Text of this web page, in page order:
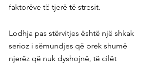
faktorëve të tjerë të stresit.
Lodhja pas stërvitjes është një shkak
serioz i sëmundjes që prek shumë
njerëz që nuk dyshojnë, të cilët